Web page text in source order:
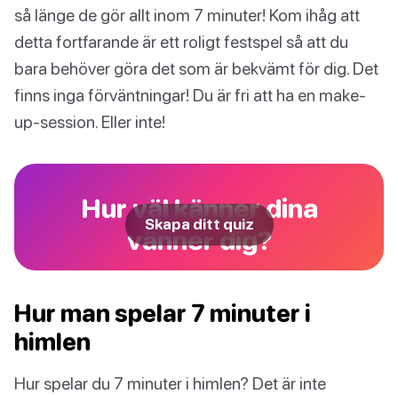
så länge de gör allt inom 7 minuter! Kom ihåg att
detta fortfarande är ett roligt festspel så att du
bara behöver göra det som är bekvämt för dig. Det
finns inga förväntningar! Du är fri att ha en make-
up-session. Eller inte!
Hur väl känner dina
vänner dig?
Skapa ditt quiz
Hur man spelar 7 minuter i
himlen
Hur spelar du 7 minuter i himlen? Det är inte